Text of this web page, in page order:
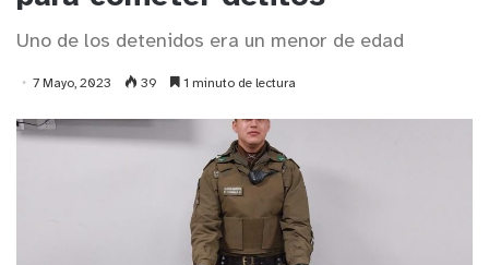
Uno de los detenidos era un menor de edad
7 Mayo, 2023 39 1 minuto de lectura